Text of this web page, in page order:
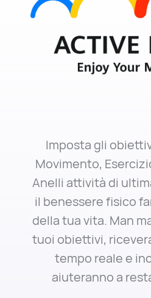
Imposta gli
Movimento,
Anelli attività di
il benessere fisico
della tua vita. Man
tuoi obiettivi,
tempo reale e
aiuteranno a